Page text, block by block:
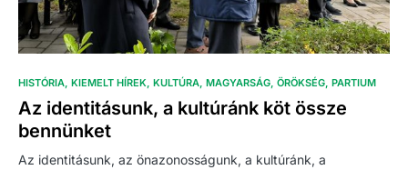
HISTÓRIA KIEMELT HÍREK KULTÚRA MAGYARSÁG ÖRÖKSÉG PARTIUM
Az identitásunk, a kultúránk köt össze
bennünket
Az identitásunk, az önazonosságunk, a kultúránk, a